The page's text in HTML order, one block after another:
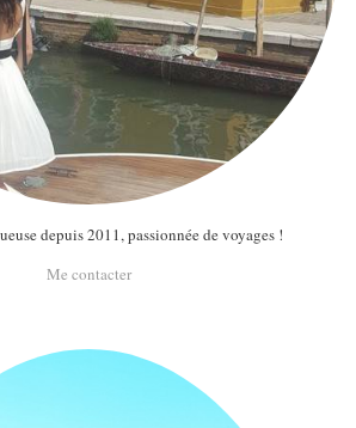
depuis 2011, passionnée de voyages !
Me contacter